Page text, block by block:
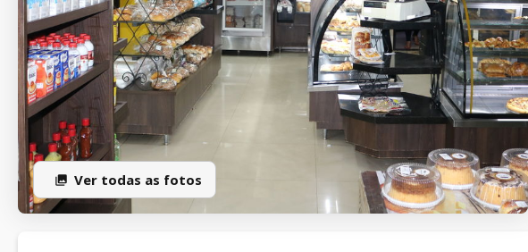
Ver todas as fotos